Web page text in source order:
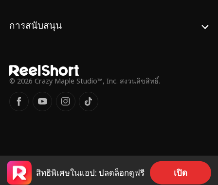
การสนับสนุน
© 2026 Crazy Maple Studio™, Inc. สงวนลิขสิทธิ์.
สิทธิพิเศษในแอป: ปลดล็อกดูฟรี เปิด